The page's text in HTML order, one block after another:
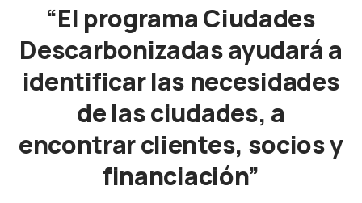
“El programa Ciudades
Descarbonizadas ayudará a
identificar las necesidades
de las ciudades, a
encontrar clientes, socios y
financiación”